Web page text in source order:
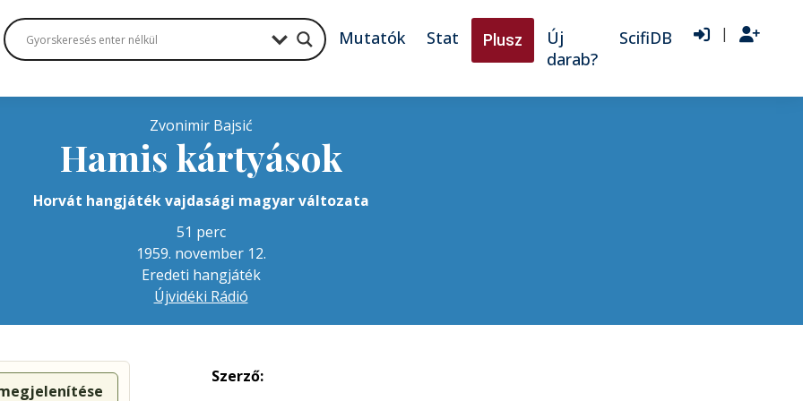
Mutatók Stat Plusz
Új
darab?
ScifiDB |
Zvonimir Bajsić
Hamis kártyások
Horvát hangjáték vajdasági magyar változata
51 perc
1959. november 12.
Eredeti hangjáték
Újvidéki Rádió
Szerző: